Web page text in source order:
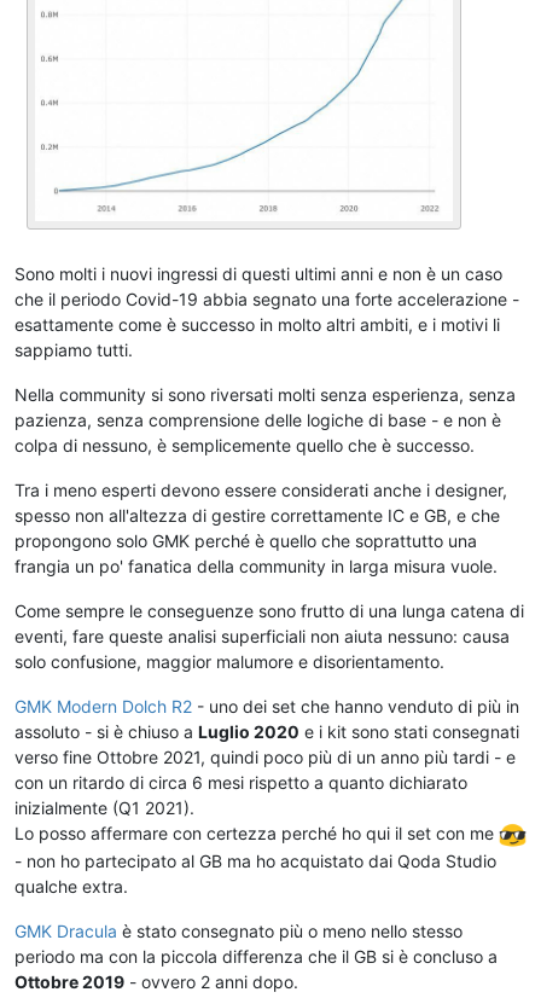
Sono molti i nuovi ingressi di questi ultimi anni e non è un caso
che il periodo Covid-19 abbia segnato una forte accelerazione -
esattamente come è successo in molto altri ambiti, e i motivi li
sappiamo tutti.
Nella community si sono riversati molti senza esperienza, senza
pazienza, senza comprensione delle logiche di base - e non è
colpa di nessuno, è semplicemente quello che è successo.
Tra i meno esperti devono essere considerati anche i designer,
spesso non all'altezza di gestire correttamente IC e GB, e che
propongono solo GMK perché è quello che soprattutto una
frangia un po' fanatica della community in larga misura vuole.
Come sempre le conseguenze sono frutto di una lunga catena di
eventi, fare queste analisi superficiali non aiuta nessuno: causa
solo confusione, maggior malumore e disorientamento.
GMK Modern Dolch R2 - uno dei set che hanno venduto di più in
assoluto - si è chiuso a Luglio 2020 e i kit sono stati consegnati
verso fine Ottobre 2021, quindi poco più di un anno più tardi - e
con un ritardo di circa 6 mesi rispetto a quanto dichiarato
inizialmente (Q1 2021).
Lo posso affermare con certezza perché ho qui il set con me
- non ho partecipato al GB ma ho acquistato dai Qoda Studio
qualche extra.
GMK Dracula è stato consegnato più o meno nello stesso
periodo ma con la piccola differenza che il GB si è concluso a
Ottobre 2019 - ovvero 2 anni dopo.